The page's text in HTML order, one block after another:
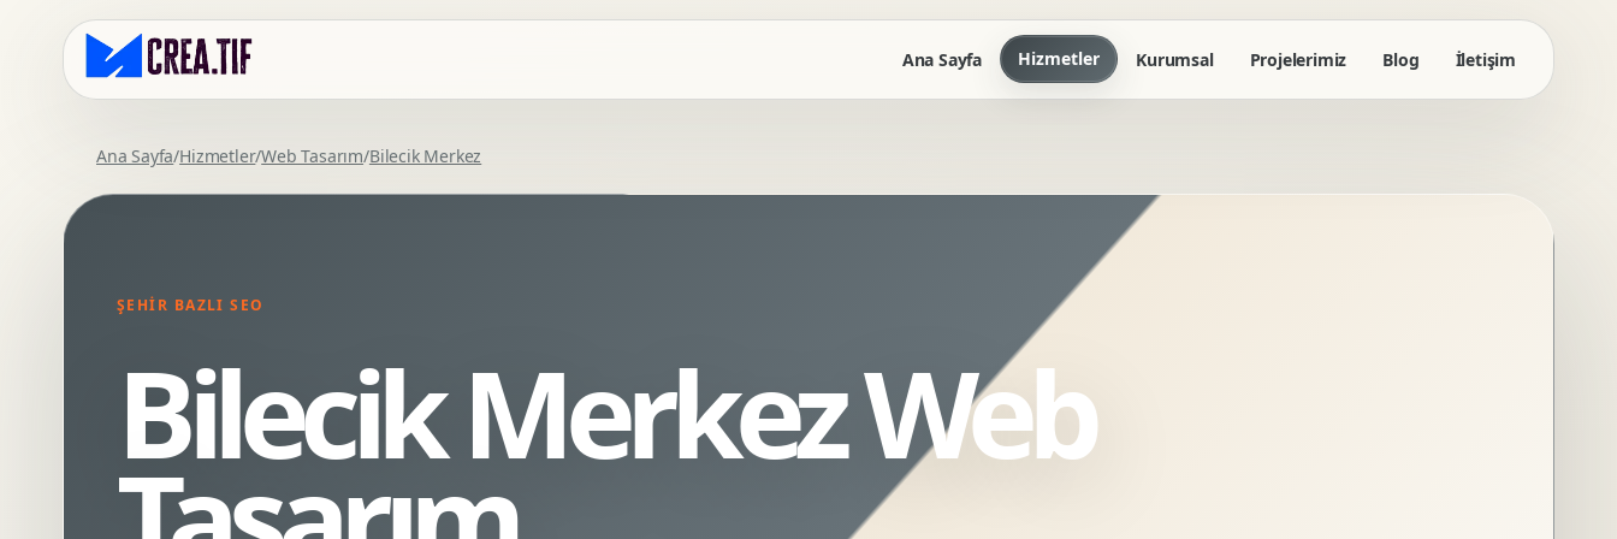
Ana Sayfa Hizmetler
Kurumsal Web Tasarim
SEO Uyumlu Web Tasarim
Webflow Web Tasarim
Framer Web Tasarim
Kurumsal Site Yenileme
Prototip Tasarimi
Dashboard UI Tasarimi
Conversion UX Optimizasyonu
Ofis Ici Gorsel Kimlik
Kurumsal Katalog Tasarimi
Kurumsal Projelerimiz Blog İletişim
Ana Sayfa/Hizmetler/Web Tasarım/Bilecik Merkez
ŞEHIR BAZLI SEO
Bilecik Merkez Web